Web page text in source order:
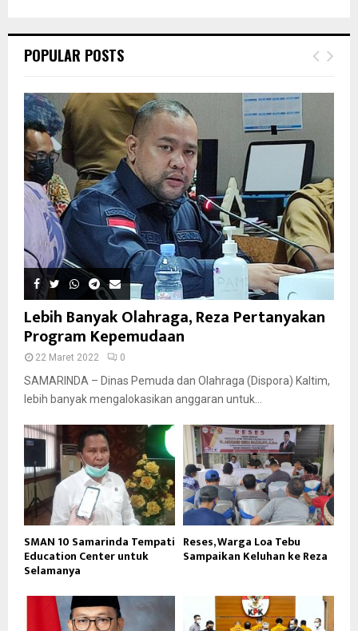
POPULAR POSTS
Lebih Banyak Olahraga, Reza Pertanyakan
Program Kepemudaan
22 Maret 2022 0
SAMARINDA – Dinas Pemuda dan Olahraga (Dispora) Kaltim,
lebih banyak mengalokasikan anggaran untuk...
SMAN 10 Samarinda Tempati
Education Center untuk
Selamanya
Reses, Warga Loa Tebu
Sampaikan Keluhan ke Reza